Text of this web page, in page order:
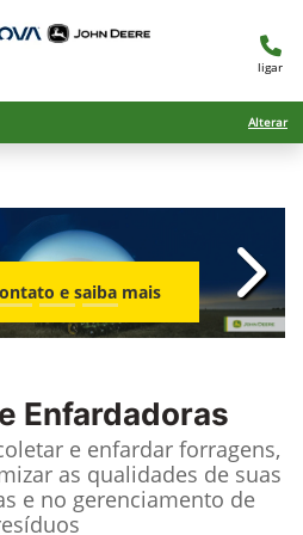
ligar
Alterar
e saiba mais
Enfardadoras
e enfardar forragens,
as qualidades de suas
e no gerenciamento de